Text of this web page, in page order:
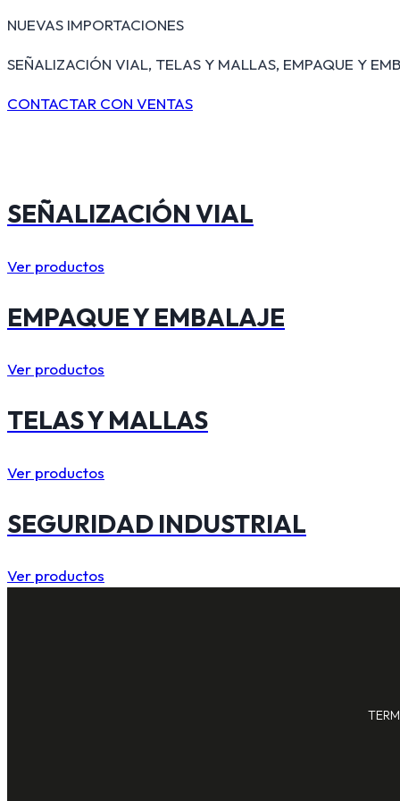
NUEVAS IMPORTACIONES
SEÑALIZACIÓN VIAL, TELAS Y MALLAS, EMPAQUE Y
CONTACTAR CON VENTAS
SEÑALIZACIÓN VIAL
Ver productos
EMPAQUE Y EMBALAJE
Ver productos
TELAS Y MALLAS
Ver productos
SEGURIDAD INDUSTRIAL
Ver productos